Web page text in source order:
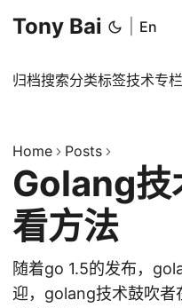
Tony Bai En
归档搜索分类标签技术专栏
Home Posts
Golang技
看方法
随着go 1.5的发布，
迎，golang技术鼓吹者